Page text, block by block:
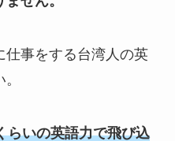
仕事をする台湾人の英
らいの英語力で飛び込